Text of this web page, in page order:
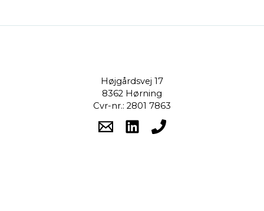
Højgårdsvej 17
8362 Hørning
Cvr-nr.: 2801 7863